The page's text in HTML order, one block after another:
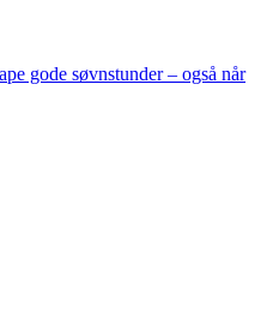
gode søvnstunder – også når